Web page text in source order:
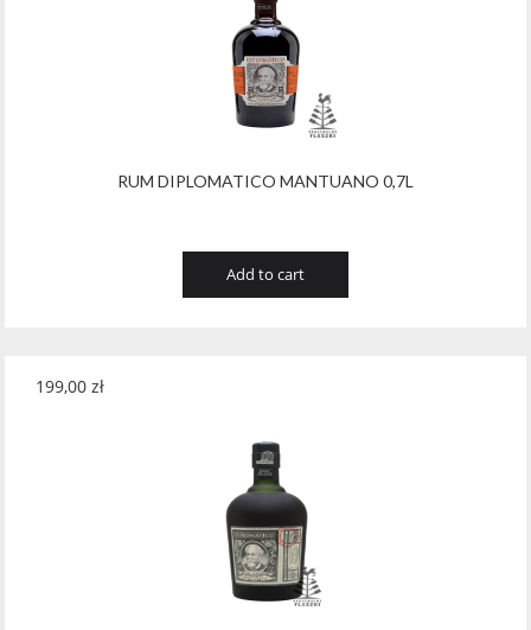
RUM DIPLOMATICO MANTUANO 0,7L
Add to cart
199,00 zł